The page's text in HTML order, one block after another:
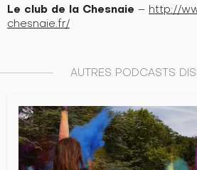
Le club de la Chesnaie – http://
chesnaie.fr/
AUTRES PODCASTS